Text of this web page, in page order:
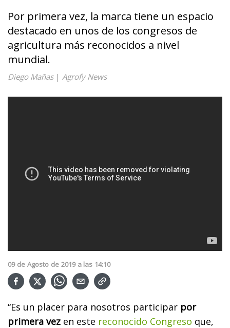
Por primera vez, la marca tiene un espacio
destacado en unos de los congresos de
agricultura más reconocidos a nivel
mundial.
Diego Mañas| Agrofy News
09 de Agosto de 2019 a las 14:10
“Es un placer para nosotros participar por
primera vez en este reconocido Congreso que,